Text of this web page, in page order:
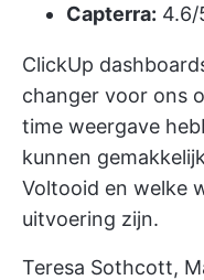
Capterra: 4.6/
ClickUp
changer voor ons
time weergave
kunnen
Voltooid en welke
uitvoering zijn.
Teresa Sothcott,